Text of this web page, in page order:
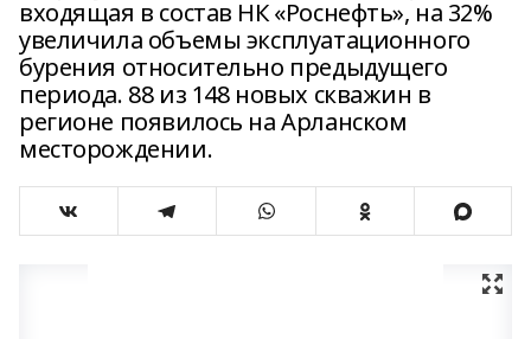
входящая в состав НК «Роснефть», на 32%
увеличила объемы эксплуатационного
бурения относительно предыдущего
периода. 88 из 148 новых скважин в
регионе появилось на Арланском
месторождении.